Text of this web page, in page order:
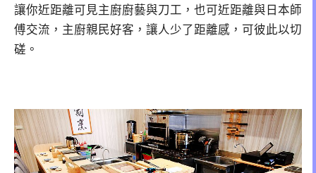
讓你近距離可見主廚廚藝與刀工，也可近距離與日本師
傅交流，主廚親民好客，讓人少了距離感，可彼此以切
磋。